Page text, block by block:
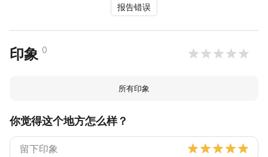
报告错误
印象 0
所有印象
你觉得这个地方怎么样？